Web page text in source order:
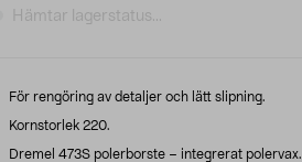
Hämtar lagerstatus...
För rengöring av detaljer och lätt slipning.
Kornstorlek 220.
Dremel 473S polerborste – integrerat polervax.